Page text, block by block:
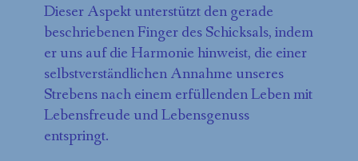
Dieser Aspekt unterstützt den gerade
beschriebenen Finger des Schicksals, indem
er uns auf die Harmonie hinweist, die einer
selbstverständlichen Annahme unseres
Strebens nach einem erfüllenden Leben mit
Lebensfreude und Lebensgenuss
entspringt.